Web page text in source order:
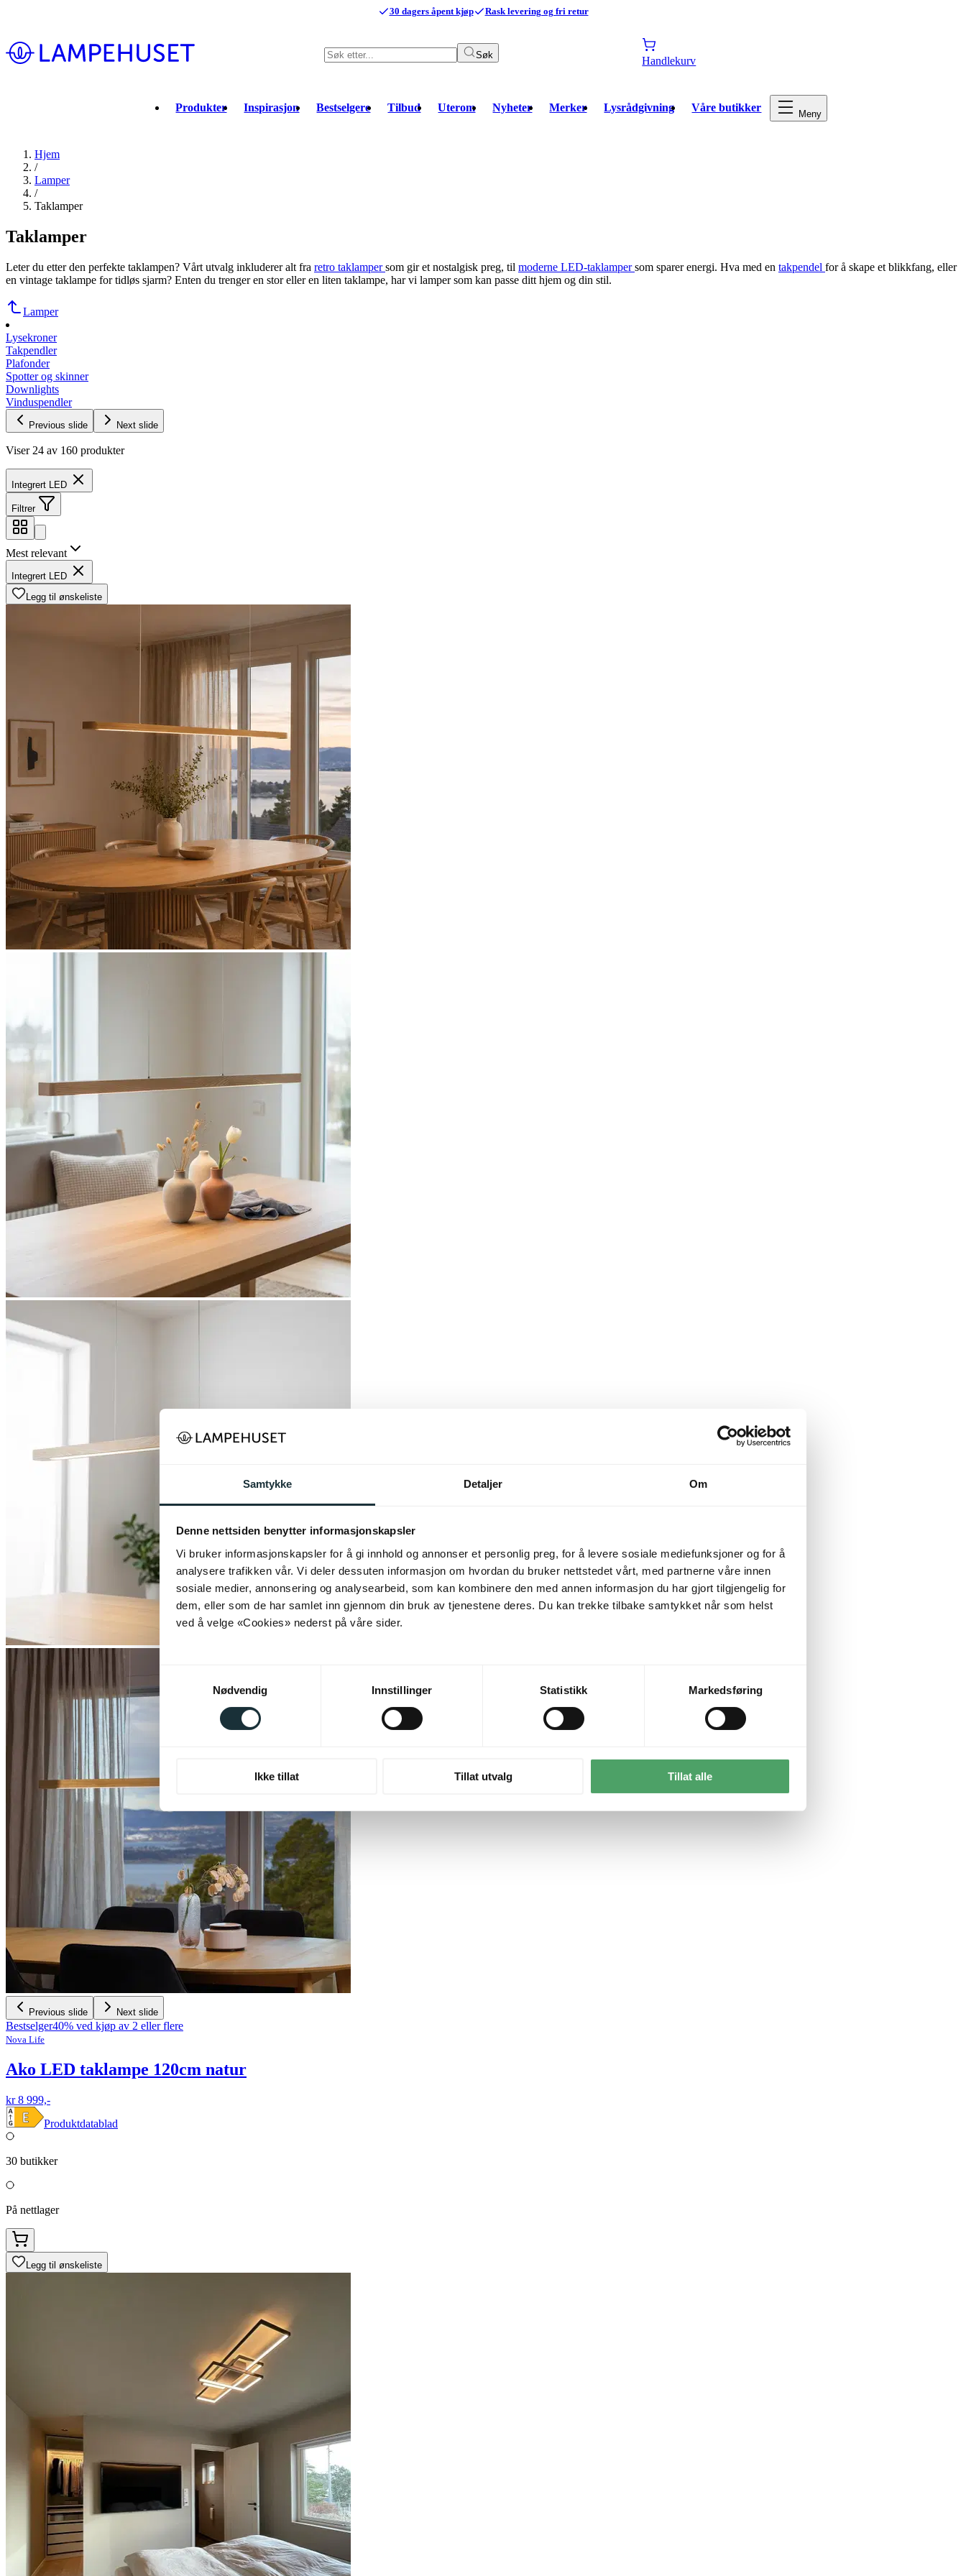
Samtykke Detaljer Om
Denne nettsiden benytter informasjonskapsler
Vi bruker informasjonskapsler for å gi innhold og annonser et personlig preg, for å levere sosiale mediefunksjoner og for å
analysere trafikken vår. Vi deler dessuten informasjon om hvordan du bruker nettstedet vårt, med partnerne våre innen
sosiale medier, annonsering og analysearbeid, som kan kombinere den med annen informasjon du har gjort tilgjengelig for
dem, eller som de har samlet inn gjennom din bruk av tjenestene deres. Du kan trekke tilbake samtykket når som helst
ved å velge «Cookies» nederst på våre sider.
Nødvendig
Innstillinger Statistikk Markedsføring
Ikke tillat Tillat utvalg Tillat alle
30 dagers åpent kjøp Rask levering og fri retur
Søk Handlekurv
Produkter Inspirasjon Bestselgere Tilbud Uterom Nyheter Merker Lysrådgivning Våre butikker Meny
Hjem
/
Lamper
/
Taklamper
Taklamper
Leter du etter den perfekte taklampen? Vårt utvalg inkluderer alt fra retro taklampersom gir et nostalgisk preg, til moderne LED-taklampersom sparer energi. Hva med en takpendel for å skape et blikkfang, eller
en vintage taklampe for tidløs sjarm? Enten du trenger en stor eller en liten taklampe, har vi lamper som kan passe ditt hjem og din stil.
Lamper
Lysekroner
Takpendler
Plafonder
Spotter og skinner
Downlights
Vinduspendler
Previous slide Next slide
Viser 24 av 160 produkter
Integrert LED
Filtrer
Mest relevant
Integrert LED
Legg til ønskeliste
Previous slide Next slide
Bestselger40% ved kjøp av 2 eller flere
Nova Life
Ako LED taklampe 120cm natur
kr 8 999,-
Produktdatablad
30 butikker
På nettlager
Legg til ønskeliste